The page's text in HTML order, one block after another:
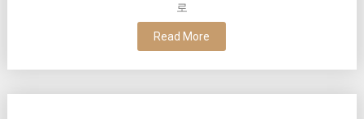
로
Read More